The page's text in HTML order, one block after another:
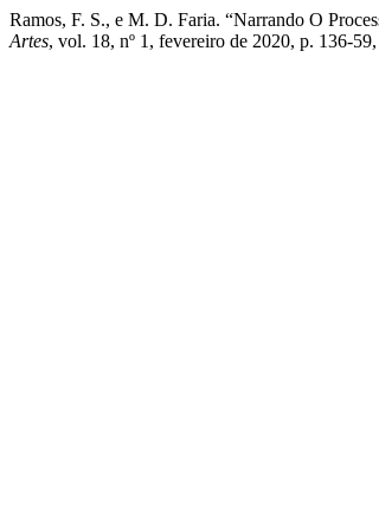
Ramos, F. S., e M. D. Faria. “Narrando O
Artes, vol. 18, nº 1, fevereiro de 2020, p. 136-